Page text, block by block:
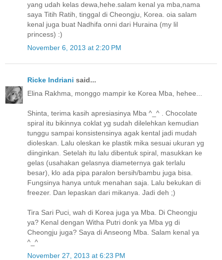
yang udah kelas dewa,hehe.salam kenal ya mba,nama
saya Titih Ratih, tinggal di Cheongju, Korea. oia salam
kenal juga buat Nadhifa onni dari Huraina (my lil
princess) :)
November 6, 2013 at 2:20 PM
Ricke Indriani said...
Elina Rakhma, monggo mampir ke Korea Mba, hehee...
Shinta, terima kasih apresiasinya Mba ^_^ . Chocolate
spiral itu bikinnya coklat yg sudah dilelehkan kemudian
tunggu sampai konsistensinya agak kental jadi mudah
dioleskan. Lalu oleskan ke plastik mika sesuai ukuran yg
diinginkan. Setelah itu lalu dibentuk spiral, masukkan ke
gelas (usahakan gelasnya diameternya gak terlalu
besar), klo ada pipa paralon bersih/bambu juga bisa.
Fungsinya hanya untuk menahan saja. Lalu bekukan di
freezer. Dan lepaskan dari mikanya. Jadi deh ;)
Tira Sari Puci, wah di Korea juga ya Mba. Di Cheongju
ya? Kenal dengan Witha Putri donk ya Mba yg di
Cheongju juga? Saya di Anseong Mba. Salam kenal ya
^_^
November 27, 2013 at 6:23 PM